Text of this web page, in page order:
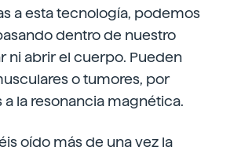
a esta tecnología, podemos
dentro de nuestro
ni abrir el cuerpo. Pueden
o tumores, por
la resonancia magnética.
oído más de una vez la